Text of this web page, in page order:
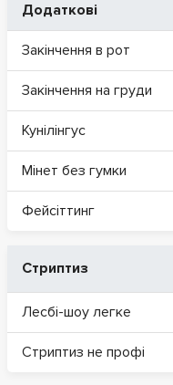
Додаткові
Закінчення в рот
Закінчення на груди
Кунілінгус
Мінет без гумки
Фейсіттинг
Стриптиз
Лесбі-шоу легке
Стриптиз не профі